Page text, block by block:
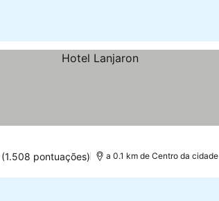
(1.508 pontuações) a 0.1 km de Centro da cidade